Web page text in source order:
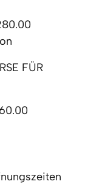
FÜR